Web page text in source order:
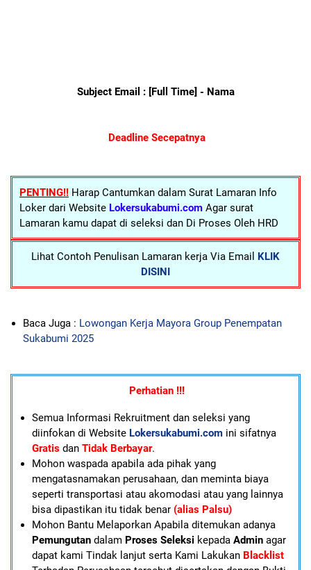
Subject Email : [Full Time] - Nama
Deadline Secepatnya
PENTING!! Harap Cantumkan dalam Surat Lamaran Info
Loker dari Website Lokersukabumi.com Agar surat
Lamaran kamu dapat di seleksi dan Di Proses Oleh HRD
Lihat Contoh Penulisan Lamaran kerja Via Email KLIK
DISINI
Baca Juga : Lowongan Kerja Mayora Group Penempatan
Sukabumi 2025
Perhatian !!!
Semua Informasi Rekruitment dan seleksi yang
diinfokan di Website Lokersukabumi.comini sifatnya
Gratisdan Tidak Berbayar.
Mohon waspada apabila ada pihak yang
mengatasnamakan perusahaan, dan meminta biaya
seperti transportasi atau akomodasi atau yang lainnya
bisa dipastikan itu tidak benar (alias Palsu)
Mohon Bantu Melaporkan Apabila ditemukan adanya
Pemungutandalam Proses Seleksi kepada Adminagar
dapat kami Tindak lanjut serta Kami LakukanBlacklist